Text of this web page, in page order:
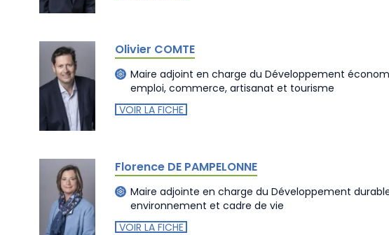
Olivier COMTE
Maire adjoint en charge du Développement
emploi, commerce, artisanat et tourisme
VOIR LA FICHE
Florence DE PAMPELONNE
Maire adjointe en charge du Développement
environnement et cadre de vie
VOIR LA FICHE